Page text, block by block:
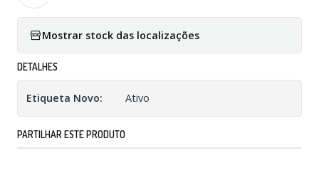
Mostrar stock das localizações
DETALHES
Etiqueta Novo: Ativo
PARTILHAR ESTE PRODUTO